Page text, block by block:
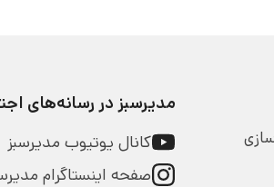
مدیرسبز در رسانه‌های
کانال یوتیوب مدیرسبز
صفحه اینستاگرام